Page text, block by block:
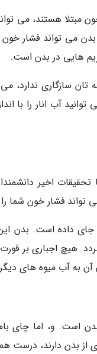
مبتلا هستند، می
می تواند فشار خون
هایی در بدن است.
تان سازگاری ندارد،
آب انار را با
تحقیقات اخیر
تواند فشار خون
داده است. بدن
اجباری بر
به آب میوه های
است. و، اما چای
بدن دارند، درست